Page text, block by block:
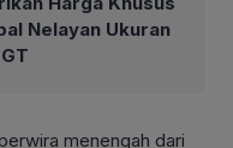
Nelayan Ukuran
menengah dari